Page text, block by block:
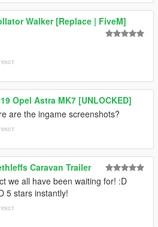
Walker [Replace | FiveM]
Opel Astra MK7 [UNLOCKED]
are the ingame screenshots?
Caravan Trailer
we all have been waiting for! :D
5 stars instantly!